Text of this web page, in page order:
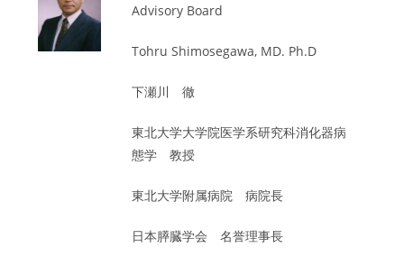
Advisory Board
Tohru Shimosegawa, MD. Ph.D
下瀬川 徹
東北大学大学院医学系研究科消化器病
態学 教授
東北大学附属病院 病院長
日本膵臓学会 名誉理事長